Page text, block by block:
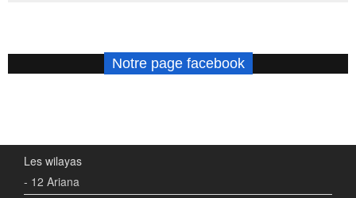
Notre page facebook
Les wilayas
- 12 Ariana